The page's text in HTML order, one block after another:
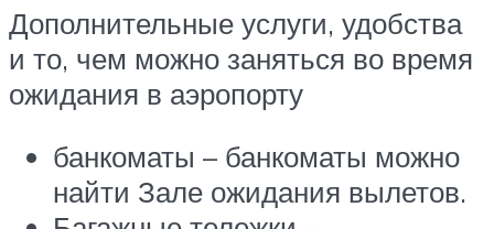
Дополнительные услуги, удобства
и то, чем можно заняться во время
ожидания в аэропорту
банкоматы – банкоматы можно
найти Зале ожидания вылетов.